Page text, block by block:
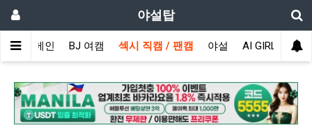
야설탑
메인 BJ 여캠 섹시 직캠 / 팬캠 야설 AI GIRL